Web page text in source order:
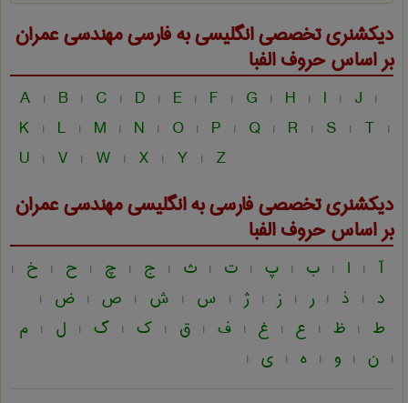
دیکشنری تخصصی انگلیسی به فارسیمهندسی عمران
بر اساس حروف الفبا
A | B | C | D | E | F | G | H | I | J |
K | L | M | N | O | P | Q | R | S | T |
U | V | W | X | Y | Z
دیکشنری تخصصی فارسی به انگلیسیمهندسی عمران
بر اساس حروف الفبا
آ | ا | ب | پ | ت | ث | ج | چ | ح | خ |
د | ذ | ر | ز | ژ | س | ش | ص | ض |
ط | ظ | ع | غ | ف | ق | ک | گ | ل | م
| ن | و | ه | ی |